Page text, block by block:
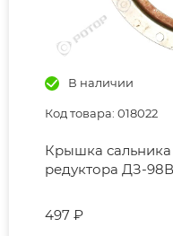
В наличии
Код товара: 018022
Крышка сальника
редуктора ДЗ-98В
497 ₽